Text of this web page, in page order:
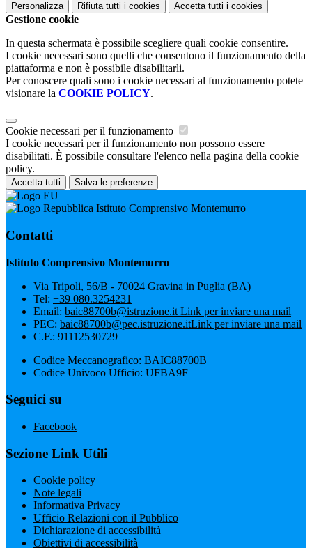
Personalizza Rifiuta tutti i cookies Accetta tutti i cookies
Gestione cookie
In questa schermata è possibile scegliere quali cookie consentire.
I cookie necessari sono quelli che consentono il funzionamento della
piattaforma e non è possibile disabilitarli.
Per conoscere quali sono i cookie necessari al funzionamento potete
visionare la COOKIE POLICY.
Cookie necessari per il funzionamento
I cookie necessari per il funzionamento non possono essere
disabilitati. È possibile consultare l'elenco nella pagina della cookie
policy.
Accetta tutti Salva le preferenze
Istituto Comprensivo Montemurro
Contatti
Istituto Comprensivo Montemurro
Via Tripoli, 56/B - 70024 Gravina in Puglia (BA)
Tel: +39 080.3254231
Email: baic88700b@istruzione.it Link per inviare una mail
PEC: baic88700b@pec.istruzione.itLink per inviare una mail
C.F.: 91112530729
Codice Meccanografico: BAIC88700B
Codice Univoco Ufficio: UFBA9F
Seguici su
Facebook
Sezione Link Utili
Cookie policy
Note legali
Informativa Privacy
Ufficio Relazioni con il Pubblico
Dichiarazione di accessibilità
Obiettivi di accessibilità